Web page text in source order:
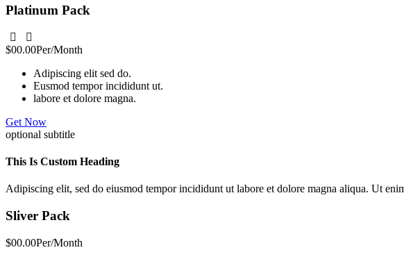
Platinum Pack
$00.00Per/Month
Adipiscing elit sed do.
Eusmod tempor incididunt ut.
labore et dolore magna.
Get Now
optional subtitle
This Is Custom Heading
Adipiscing elit, sed do eiusmod tempor incididunt ut labore et dolore magna aliqua. Ut
Sliver Pack
$00.00Per/Month